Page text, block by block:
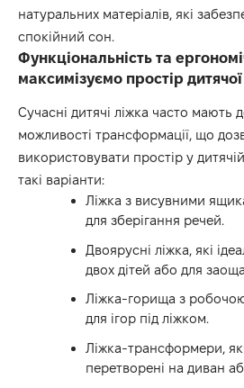
натуральних матеріалів, які
спокійний сон.
Функціональність та
максимізуємо простір
Сучасні дитячі ліжка часто мають
можливості трансформації, що
використовувати простір у
такі варіанти:
Ліжка з висувними
для зберігання речей.
Двоярусні ліжка, які
двох дітей або для
Ліжка-горища з
для ігор під ліжком.
Ліжка-трансформери,
перетворені на диван